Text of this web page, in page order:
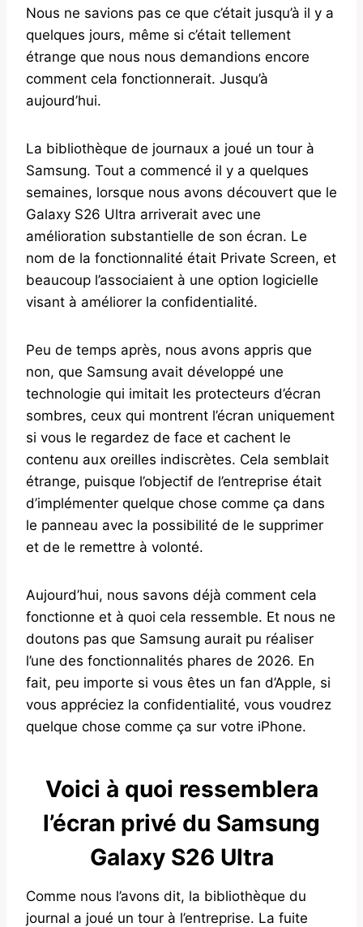
Nous ne savions pas ce que c’était jusqu’à il y a
quelques jours, même si c’était tellement
étrange que nous nous demandions encore
comment cela fonctionnerait. Jusqu’à
aujourd’hui.
La bibliothèque de journaux a joué un tour à
Samsung. Tout a commencé il y a quelques
semaines, lorsque nous avons découvert que le
Galaxy S26 Ultra arriverait avec une
amélioration substantielle de son écran. Le
nom de la fonctionnalité était Private Screen, et
beaucoup l’associaient à une option logicielle
visant à améliorer la confidentialité.
Peu de temps après, nous avons appris que
non, que Samsung avait développé une
technologie qui imitait les protecteurs d’écran
sombres, ceux qui montrent l’écran uniquement
si vous le regardez de face et cachent le
contenu aux oreilles indiscrètes. Cela semblait
étrange, puisque l’objectif de l’entreprise était
d’implémenter quelque chose comme ça dans
le panneau avec la possibilité de le supprimer
et de le remettre à volonté.
Aujourd’hui, nous savons déjà comment cela
fonctionne et à quoi cela ressemble. Et nous ne
doutons pas que Samsung aurait pu réaliser
l’une des fonctionnalités phares de 2026. En
fait, peu importe si vous êtes un fan d’Apple, si
vous appréciez la confidentialité, vous voudrez
quelque chose comme ça sur votre iPhone.
Voici à quoi ressemblera
l’écran privé du Samsung
Galaxy S26 Ultra
Comme nous l’avons dit, la bibliothèque du
journal a joué un tour à l’entreprise. La fuite